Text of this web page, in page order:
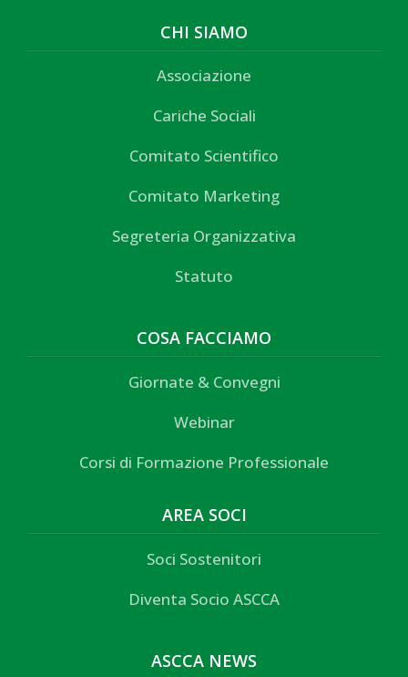
CHI SIAMO
Associazione
Cariche Sociali
Comitato Scientifico
Comitato Marketing
Segreteria Organizzativa
Statuto
COSA FACCIAMO
Giornate & Convegni
Webinar
Corsi di Formazione Professionale
AREA SOCI
Soci Sostenitori
Diventa Socio ASCCA
ASCCA NEWS